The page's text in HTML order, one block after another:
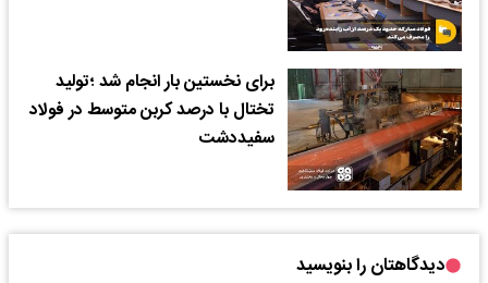
برای نخستین بار انجام شد ؛تولید
تختال با درصد کربن متوسط در فولاد
سفیددشت
دیدگاهتان را بنویسید